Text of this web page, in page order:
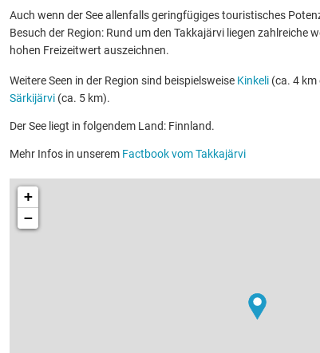
Auch wenn der See allenfalls geringfügiges touristisches
Besuch der Region: Rund um den Takkajärvi liegen zahlreiche
hohen Freizeitwert auszeichnen.
Weitere Seen in der Region sind beispielsweise Kinkeli (ca. 4
Särkijärvi (ca. 5 km).
Der See liegt in folgendem Land: Finnland.
Mehr Infos in unserem Factbook vom Takkajärvi
+
−